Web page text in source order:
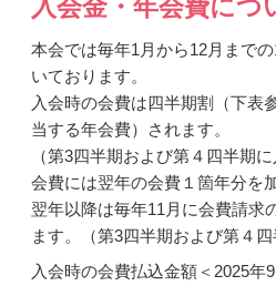
入会金・年会費につ
本会では毎年1月から12月まで
いております。
入会時の会費は四半期割（下表
当する年会費）されます。
（第3四半期および第４四半期
会費には翌年の会費１箇年分を加
翌年以降は毎年11月に会費請求
ます。（第3四半期および第４四
入会時の会費払込金額＜2025